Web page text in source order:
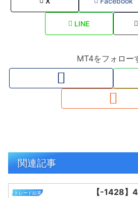
LINE
MT4をフォロー
関連記事
トレード結果 【-1428】